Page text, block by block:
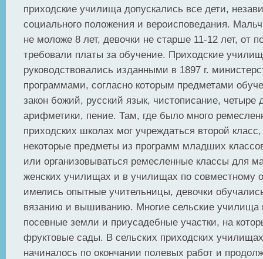
приходские училища допускались все дети,
социального положения и вероисповедания.
не моложе 8 лет, девочки не старше 11-12 лет, от
требовали платы за обучение. Приходские
руководствовались изданными в 1897 г.
программами, согласно которым предметами
закон божий, русский язык, чистописание, четыре
арифметики, пение. Там, где было много
приходских школах мог учреждаться второй
некоторые предметы из программ младших
или организовываться ремесленные классы для
женских училищах и в училищах по совместному
имелись опытные учительницы, девочки
вязанию и вышиванию. Многие сельские училища
посевные земли и приусадебные участки, на
фруктовые сады. В сельских приходских
начиналось по окончании полевых работ и